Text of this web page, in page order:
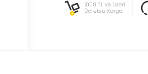
1000 TL ve üzeri
Ücretsiz Kargo